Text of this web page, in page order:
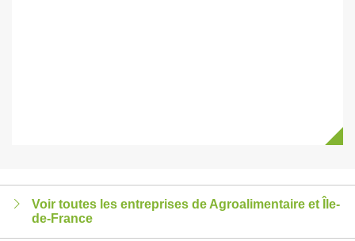
Voir toutes les entreprises de Agroalimentaire et Île-
de-France